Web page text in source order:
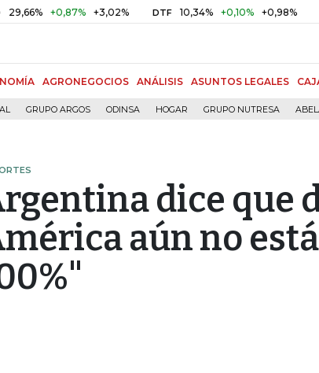
+0,87% +3,02% DTF 10,34% +0,10% +0,98% UVR $
AGRONEGOCIOS ANÁLISIS ASUNTOS LEGALES
GRUPO ARGOS ODINSA HOGAR GRUPO NUTRESA
dice que
aún no